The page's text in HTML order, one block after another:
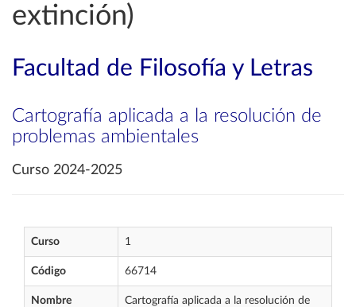
extinción)
Facultad de Filosofía y Letras
Cartografía aplicada a la resolución de
problemas ambientales
Curso 2024-2025
Curso 1
Código 66714
Nombre
Cartografía aplicada a la resolución de